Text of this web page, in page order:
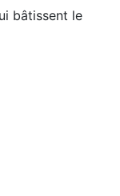
bâtissent le